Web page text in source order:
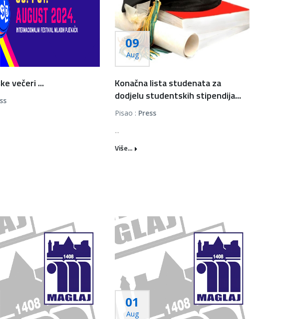
večeri ...
09
Aug
Konačna lista studenata za
dodjelu studentskih stipendija...
Pisao : Press
...
Više...
01
Aug